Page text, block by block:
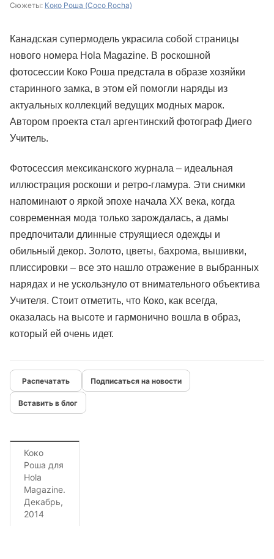
Сюжеты: Коко Роша (Coco Rocha)
Канадская супермодель украсила собой страницы
нового номера Hola Magazine. В роскошной
фотосессии Коко Роша предстала в образе хозяйки
старинного замка, в этом ей помогли наряды из
актуальных коллекций ведущих модных марок.
Автором проекта стал аргентинский фотограф Диего
Учитель.
Фотосессия мексиканского журнала – идеальная
иллюстрация роскоши и ретро-гламура. Эти снимки
напоминают о яркой эпохе начала XX века, когда
современная мода только зарождалась, а дамы
предпочитали длинные струящиеся одежды и
обильный декор. Золото, цветы, бахрома, вышивки,
плиссировки – все это нашло отражение в выбранных
нарядах и не ускользнуло от внимательного объектива
Учителя. Стоит отметить, что Коко, как всегда,
оказалась на высоте и гармонично вошла в образ,
который ей очень идет.
Подписаться на новости
Вставить в блог
Коко
Роша для
Hola
Magazine.
Декабрь,
2014